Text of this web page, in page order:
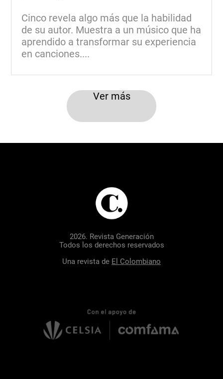
Cinco revela algo más que la habilidad
de su autor. Muestra a un músico que ha
aprendido a transformar su experiencia
en canciones....
Ver más
2026. Revista Generación
Todos los derechos reservados
Una revista de El Colombiano